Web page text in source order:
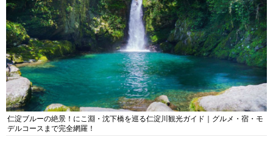
仁淀ブルーの絶景！にこ淵・沈下橋を巡る仁淀川観光ガイド｜グルメ・宿・モ
デルコースまで完全網羅！